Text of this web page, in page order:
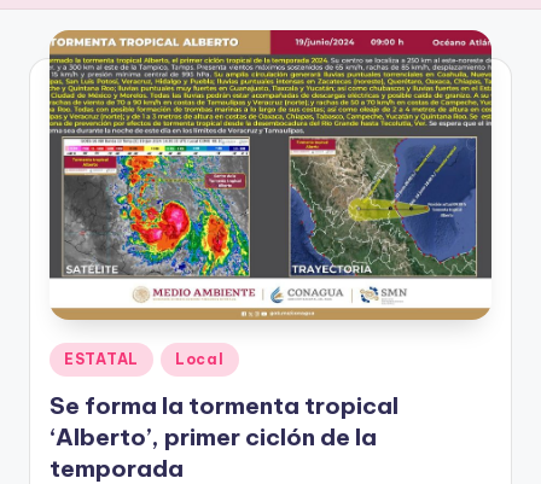
Publicado
en
ESTATAL Local
Se forma la tormenta tropical
‘Alberto’, primer ciclón de la
temporada